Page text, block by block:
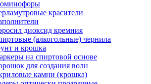
красители
диоксид кремния
(алкогольные) чернила
и крошка
на спиртовой основе
для создания волн
камни (крошка)